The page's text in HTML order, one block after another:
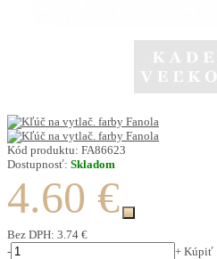
Kód produktu: FA86623
Dostupnosť: Skladom
4.60 €
Bez DPH: 3.74 €
-
+ Kúpiť